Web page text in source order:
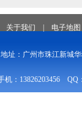
关于我们 电子地图
址：广州市珠江新城
机：13826203456